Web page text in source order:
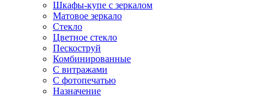
Шкафы-купе с зеркалом
Матовое зеркало
Стекло
Цветное стекло
Пескоструй
Комбинированные
С витражами
С фотопечатью
Назначение